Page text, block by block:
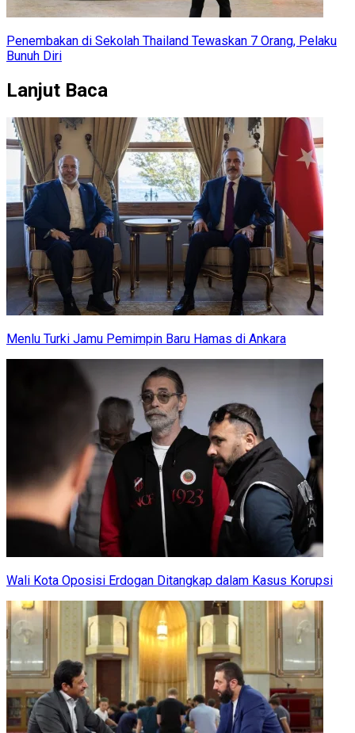
Penembakan di Sekolah Thailand Tewaskan 7 Orang, Pelaku
Bunuh Diri
Lanjut Baca
Menlu Turki Jamu Pemimpin Baru Hamas di Ankara
Wali Kota Oposisi Erdogan Ditangkap dalam Kasus Korupsi